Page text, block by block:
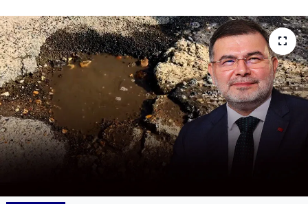
SPOR
TEKNOLOJİ
Yaşam
YEREL POLİTİKA
YEREL YÖNETİMLER
Yurt